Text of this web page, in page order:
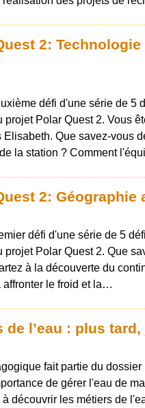
2:
défi d'une série de 5
projet Polar Quest 2. Vous
Elisabeth. Que savez-vous
la station ? Comment
2: Géographie
défi d'une série de 5
projet Polar Quest 2. Que
à la découverte du
affronter le froid et la…
de l’eau : plus
fait partie du
de gérer l'eau de
découvrir les métiers de